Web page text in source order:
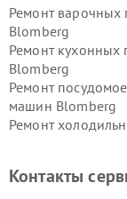
Ремонт варочных
Blomberg
Ремонт кухонных
Blomberg
Ремонт
машин Blomberg
Ремонт
Контакты